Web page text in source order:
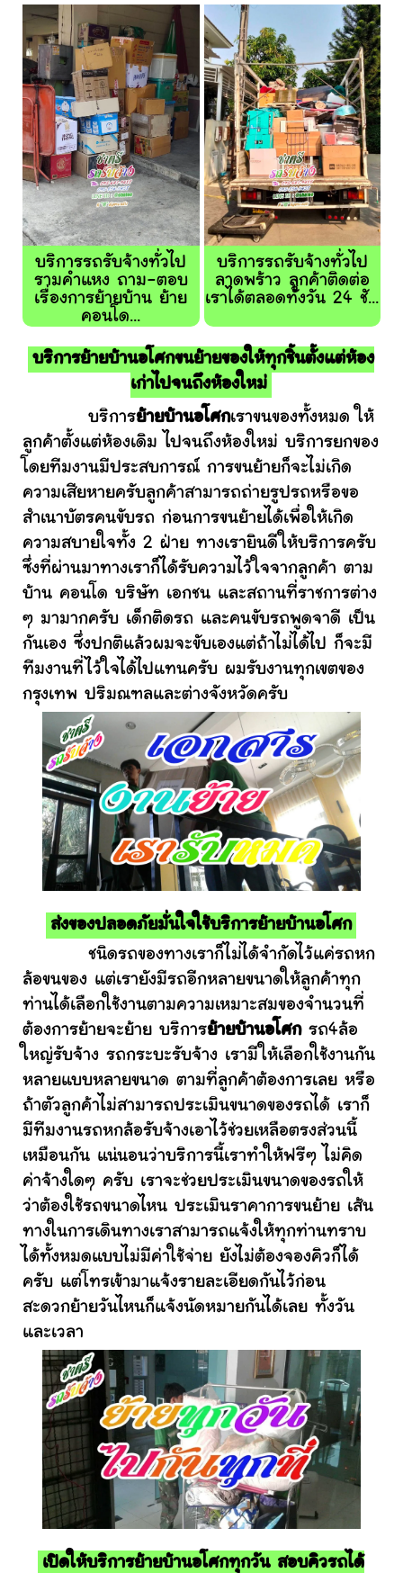
บริการรถรับจ้างทั่วไป
รามคำแหง ถาม-ตอบ
เรื่องการย้ายบ้าน ย้าย
คอนโด...
บริการรถรับจ้างทั่วไป
ลาดพร้าว ลูกค้าติดต่อ
เราได้ตลอดทั้งวัน 24 ชั...
บริการย้ายบ้านอโศกขนย้ายของให้ทุกชิ้นตั้งแต่ห้อง
เก่าไปจนถึงห้องใหม่
บริการย้ายบ้านอโศกเราขนของทั้งหมด ให้
ลูกค้าตั้งแต่ห้องเดิม ไปจนถึงห้องใหม่ บริการยกของ
โดยทีมงานมีประสบการณ์ การขนย้ายก็จะไม่เกิด
ความเสียหายครับลูกค้าสามารถถ่ายรูปรถหรือขอ
สำเนาบัตรคนขับรถ ก่อนการขนย้ายได้เพื่อให้เกิด
ความสบายใจทั้ง 2 ฝ่าย ทางเรายินดีให้บริการครับ
ซึ่งที่ผ่านมาทางเราก็ได้รับความไว้ใจจากลูกค้า ตาม
บ้าน คอนโด บริษัท เอกชน และสถานที่ราชการต่าง
ๆ มามากครับ เด็กติดรถ และคนขับรถพูดจาดี เป็น
กันเอง ซึ่งปกติแล้วผมจะขับเองแต่ถ้าไม่ได้ไป ก็จะมี
ทีมงานที่ไว้ใจได้ไปแทนครับ ผมรับงานทุกเขตของ
กรุงเทพ ปริมณฑลและต่างจังหวัดครับ
ส่งของปลอดภัยมั่นใจใช้บริการย้ายบ้านอโศก
ชนิดรถของทางเราก็ไม่ได้จำกัดไว้แค่รถหก
ล้อขนของ แต่เรายังมีรถอีกหลายขนาดให้ลูกค้าทุก
ท่านได้เลือกใช้งานตามความเหมาะสมของจำนวนที่
ต้องการย้ายจะย้าย บริการย้ายบ้านอโศกรถ4ล้อ
ใหญ่รับจ้าง รถกระบะรับจ้าง เรามีให้เลือกใช้งานกัน
หลายแบบหลายขนาด ตามที่ลูกค้าต้องการเลย หรือ
ถ้าตัวลูกค้าไม่สามารถประเมินขนาดของรถได้ เราก็
มีทีมงานรถหกล้อรับจ้างเอาไว้ช่วยเหลือตรงส่วนนี้
เหมือนกัน แน่นอนว่าบริการนี้เราทำให้ฟรีๆ ไม่คิด
ค่าจ้างใดๆ ครับ เราจะช่วยประเมินขนาดของรถให้
ว่าต้องใช้รถขนาดไหน ประเมินราคาการขนย้าย เส้น
ทางในการเดินทางเราสามารถแจ้งให้ทุกท่านทราบ
ได้ทั้งหมดแบบไม่มีค่าใช้จ่าย ยังไม่ต้องจองคิวก็ได้
ครับ แต่โทรเข้ามาแจ้งรายละเอียดกันไว้ก่อน
สะดวกย้ายวันไหนก็แจ้งนัดหมายกันได้เลย ทั้งวัน
และเวลา
เปิดให้บริการย้ายบ้านอโศกทุกวัน สอบคิวรถได้